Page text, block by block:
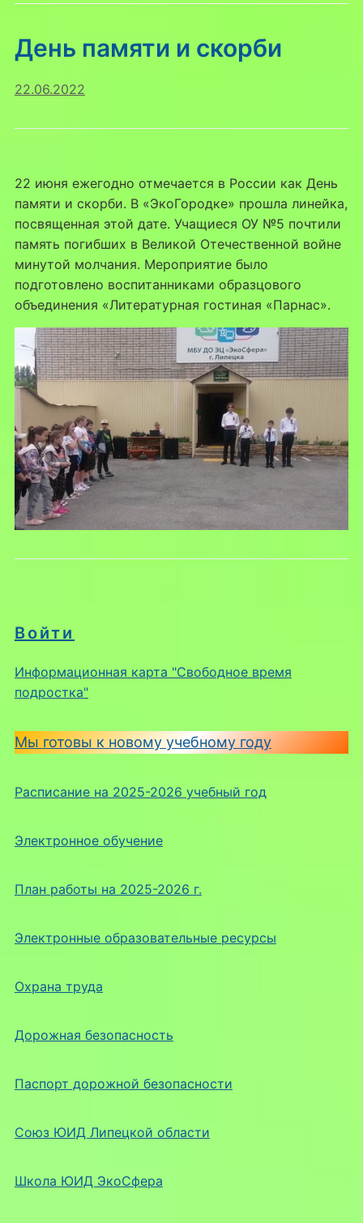
Войти
Информационная карта "Свободное время
подростка"
Мы готовы к новому учебному году
Расписание на 2025-2026 учебный год
Электронное обучение
План работы на 2025-2026 г.
Электронные образовательные ресурсы
Охрана труда
Дорожная безопасность
Паспорт дорожной безопасности
Союз ЮИД Липецкой области
Школа ЮИД ЭкоСфера
День памяти и скорби
22.06.2022
22 июня ежегодно отмечается в России как День
памяти и скорби. В «ЭкоГородке» прошла линейка,
посвященная этой дате. Учащиеся ОУ №5 почтили
память погибших в Великой Отечественной войне
минутой молчания. Мероприятие было
подготовлено воспитанниками образцового
объединения «Литературная гостиная «Парнас».